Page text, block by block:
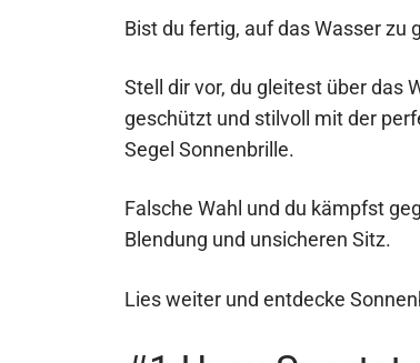
Bist du fertig, auf das Wasser zu
Stell dir vor, du gleitest über das
geschützt und stilvoll mit der
Segel Sonnenbrille.
Falsche Wahl und du kämpfst
Blendung und unsicheren Sitz.
Lies weiter und entdecke